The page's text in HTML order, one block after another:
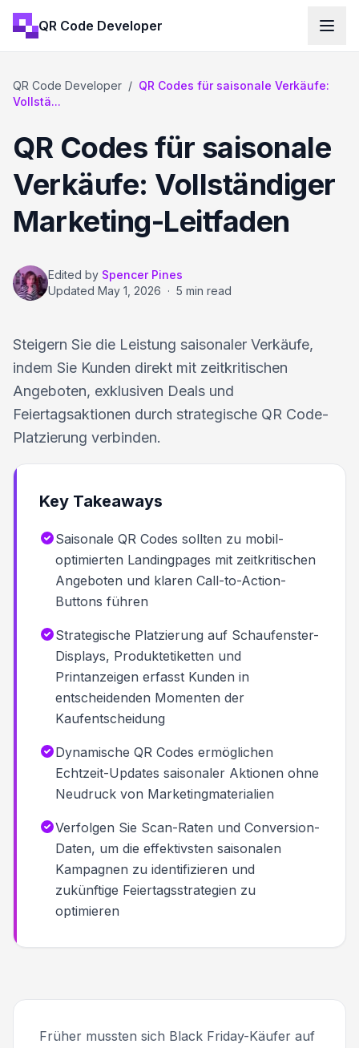
QR Code Developer
QR Code Developer / QR Codes für saisonale Verkäufe:
Vollstä...
QR Codes für saisonale
Verkäufe: Vollständiger
Marketing-Leitfaden
Edited by Spencer Pines
Updated May 1, 2026 · 5 min read
Steigern Sie die Leistung saisonaler Verkäufe,
indem Sie Kunden direkt mit zeitkritischen
Angeboten, exklusiven Deals und
Feiertagsaktionen durch strategische QR Code-
Platzierung verbinden.
Key Takeaways
Saisonale QR Codes sollten zu mobil-
optimierten Landingpages mit zeitkritischen
Angeboten und klaren Call-to-Action-
Buttons führen
Strategische Platzierung auf Schaufenster-
Displays, Produktetiketten und
Printanzeigen erfasst Kunden in
entscheidenden Momenten der
Kaufentscheidung
Dynamische QR Codes ermöglichen
Echtzeit-Updates saisonaler Aktionen ohne
Neudruck von Marketingmaterialien
Verfolgen Sie Scan-Raten und Conversion-
Daten, um die effektivsten saisonalen
Kampagnen zu identifizieren und
zukünftige Feiertagsstrategien zu
optimieren
Früher mussten sich Black Friday-Käufer auf